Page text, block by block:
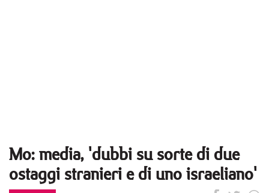
Mo: media, 'dubbi su sorte di due
ostaggi stranieri e di uno israeliano'